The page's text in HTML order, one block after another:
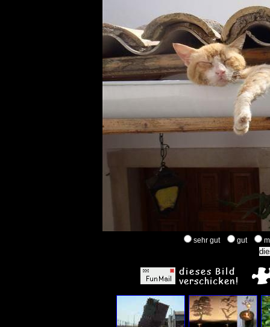
sehr gut gut